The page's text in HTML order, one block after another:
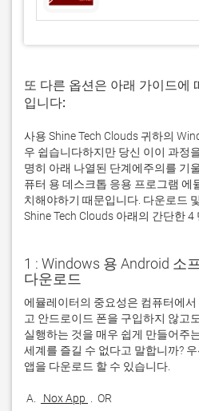
또 다른 옵션은 아래 가이드에
입니다:
사용 Shine Tech Clouds 귀하의
우 쉽습니다하지만 당신 이이 과정
명히 아래 나열된 단계에주의를 기
퓨터 용 데스크톱 응용 프로그램 에
치해야하기 때문입니다. 다운로드
Shine Tech Clouds 아래의 간단한 4
1 : Windows 용 Android 소
다운로드
에뮬레이터의 중요성은 컴퓨터에
고 안드로이드 폰을 구입하지 않고
실행하는 것을 매우 쉽게 만들어주
세계를 즐길 수 없다고 말합니까?
A. Nox App